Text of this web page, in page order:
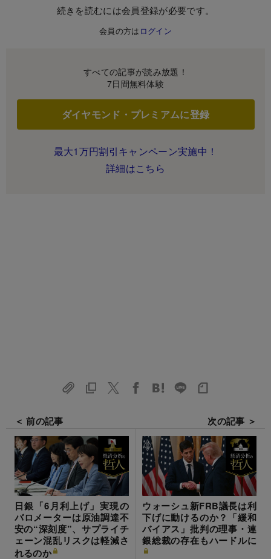
続きを読むには会員登録が必要です。
会員の方は ログイン
すべての記事が読み放題！
7日間無料体験
ダイヤモンド・プレミアムに登録
最大1万円割引キャンペーン実施中！
詳細はこちら
＜ 前の記事
日銀「6月利上げ」実現の
バロメーターは原油調達不
安の“深刻度”、サプライチ
ェーン混乱リスクは軽減さ
れるのか
次の記事 ＞
ウォーシュ新FRB議長は利
下げに動けるのか？「緩和
バイアス」批判の理事・連
銀総裁の存在もハードルに